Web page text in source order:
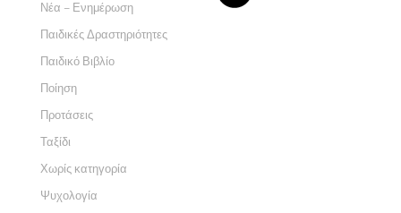
Νέα – Ενημέρωση
Παιδικές Δραστηριότητες
Παιδικό Βιβλίο
Ποίηση
Προτάσεις
Ταξίδι
Χωρίς κατηγορία
Ψυχολογία